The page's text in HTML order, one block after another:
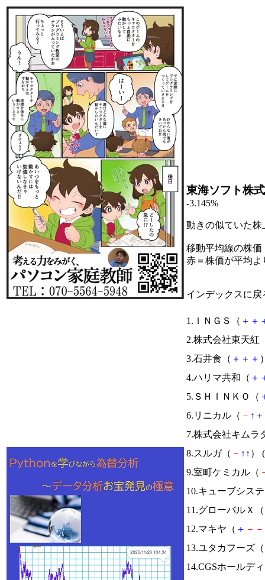
東海ソフト株
-3.145%
動きの似ていた
移動平均線の株価
赤＝株価が平均
インデックスに戻
1.ＩＮＧＳ（ ＋ ＋
2.株式会社東天紅
3.石井食（ ＋ ＋ ＋
4.ハリマ共和（ ＋
5.ＳＨＩＮＫＯ（
6.リニカル（ － ↑ ＋
7.株式会社キムラ
8.スルガ（ － ↑ ↑ ） (
9.室町ケミカル（
10.キューブシス
11.グローバルＸ（
12.マキヤ（ ＋ － －
13.ユタカフーズ（
14.CGSホールデ